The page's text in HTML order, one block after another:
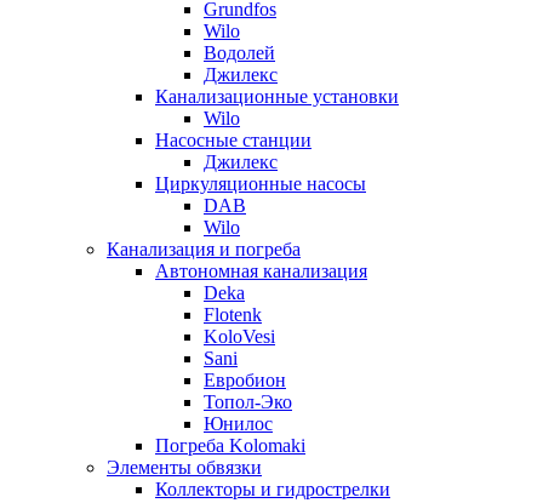
Grundfos
Wilo
Водолей
Джилекс
Канализационные установки
Wilo
Насосные станции
Джилекс
Циркуляционные насосы
DAB
Wilo
Канализация и погреба
Автономная канализация
Deka
Flotenk
KoloVesi
Sani
Евробион
Топол-Эко
Юнилос
Погреба Kolomaki
Элементы обвязки
Коллекторы и гидрострелки